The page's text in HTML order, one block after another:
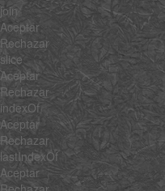
join
Aceptar
Rechazar
slice
Aceptar
Rechazar
indexOf
Aceptar
Rechazar
lastIndexOf
Aceptar